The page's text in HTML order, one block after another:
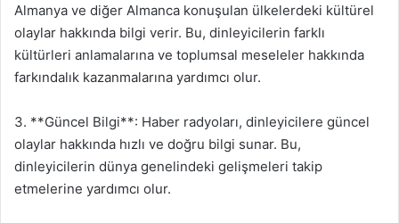
Almanya ve diğer Almanca konuşulan ülkelerdeki kültürel
olaylar hakkında bilgi verir. Bu, dinleyicilerin farklı
kültürleri anlamalarına ve toplumsal meseleler hakkında
farkındalık kazanmalarına yardımcı olur.
3. **Güncel Bilgi**: Haber radyoları, dinleyicilere güncel
olaylar hakkında hızlı ve doğru bilgi sunar. Bu,
dinleyicilerin dünya genelindeki gelişmeleri takip
etmelerine yardımcı olur.